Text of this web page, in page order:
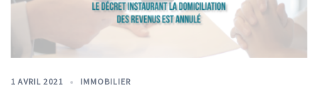
1 AVRIL 2021 IMMOBILIER